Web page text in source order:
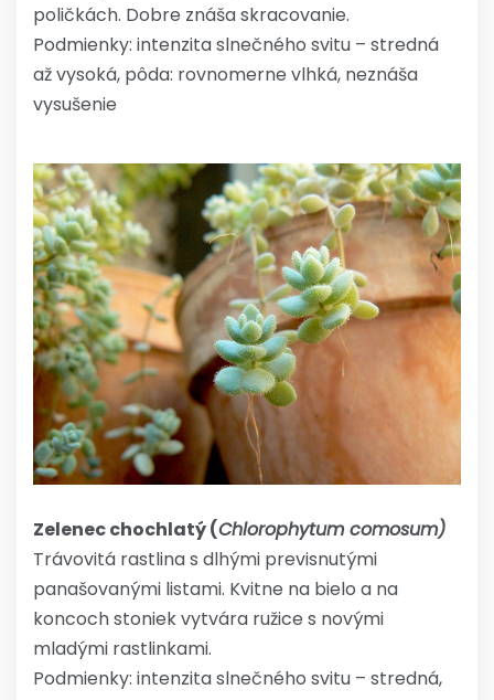
poličkách. Dobre znáša skracovanie.
Podmienky: intenzita slnečného svitu – stredná
až vysoká, pôda: rovnomerne vlhká, neznáša
vysušenie
Zelenec chochlatý (Chlorophytum comosum)
Trávovitá rastlina s dlhými previsnutými
panašovanými listami. Kvitne na bielo a na
koncoch stoniek vytvára ružice s novými
mladými rastlinkami.
Podmienky: intenzita slnečného svitu – stredná,